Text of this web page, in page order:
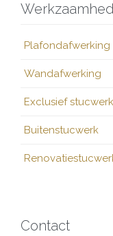
Plafondafwerking
Wandafwerking
Exclusief stucwerk
Buitenstucwerk
Contact